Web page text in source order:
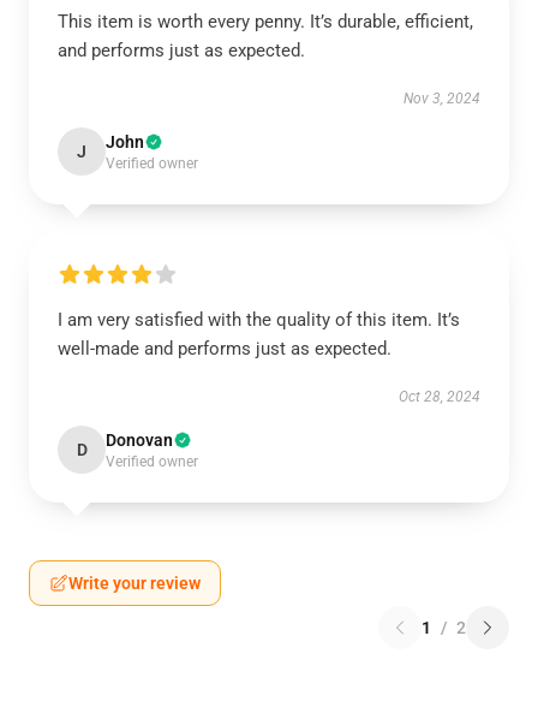
This item is worth every penny. It’s durable, efficient,
and performs just as expected.
Nov 3, 2024
J John
Verified owner
I am very satisfied with the quality of this item. It’s
well-made and performs just as expected.
Oct 28, 2024
D Donovan
Verified owner
Write your review
1 / 2